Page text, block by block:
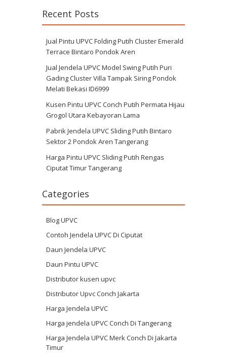
Recent Posts
Jual Pintu UPVC Folding Putih Cluster Emerald
Terrace Bintaro Pondok Aren
Jual Jendela UPVC Model Swing Putih Puri
Gading Cluster Villa Tampak Siring Pondok
Melati Bekasi ID6999
Kusen Pintu UPVC Conch Putih Permata Hijau
Grogol Utara Kebayoran Lama
Pabrik Jendela UPVC Sliding Putih Bintaro
Sektor 2 Pondok Aren Tangerang
Harga Pintu UPVC Sliding Putih Rengas
Ciputat Timur Tangerang
Categories
Blog UPVC
Contoh Jendela UPVC Di Ciputat
Daun Jendela UPVC
Daun Pintu UPVC
Distributor kusen upvc
Distributor Upvc Conch Jakarta
Harga Jendela UPVC
Harga jendela UPVC Conch Di Tangerang
Harga Jendela UPVC Merk Conch Di Jakarta
Timur